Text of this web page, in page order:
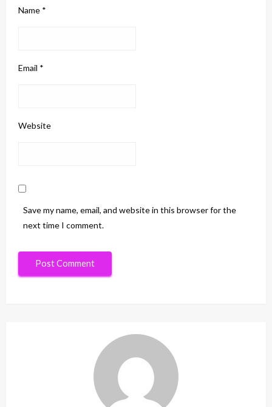
Name *
Email *
Website
Save my name, email, and website in this browser for the
next time I comment.